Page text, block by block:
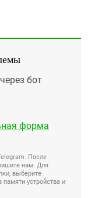
бот
форма
После
нам. Для
выберите
устройства и